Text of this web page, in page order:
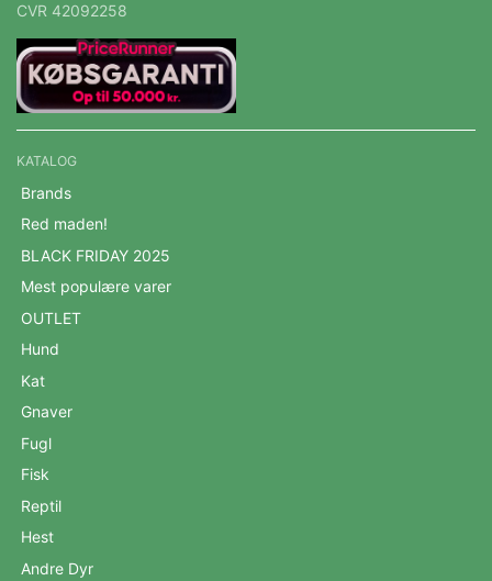
CVR 42092258
KATALOG
Brands
Red maden!
BLACK FRIDAY 2025
Mest populære varer
OUTLET
Hund
Kat
Gnaver
Fugl
Fisk
Reptil
Hest
Andre Dyr